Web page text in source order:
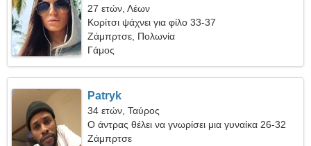
27 ετών, Λέων
Κορίτσι ψάχνει για φίλο 33-37
Ζάμπρτσε, Πολωνία
Γάμος
Patryk
34 ετών, Ταύρος
Ο άντρας θέλει να γνωρίσει μια γυναίκα 26-32
Ζάμπρτσε